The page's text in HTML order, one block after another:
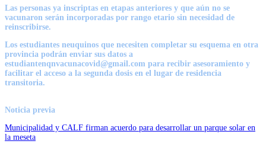
Las personas ya inscriptas en etapas anteriores y que aún no se
vacunaron serán incorporadas por rango etario sin necesidad de
reinscribirse.
Los estudiantes neuquinos que necesiten completar su esquema en otra
provincia podrán enviar sus datos a
estudiantenqnvacunacovid@gmail.com para recibir asesoramiento y
facilitar el acceso a la segunda dosis en el lugar de residencia
transitoria.
Noticia previa
Municipalidad y CALF firman acuerdo para desarrollar un parque solar en
la meseta